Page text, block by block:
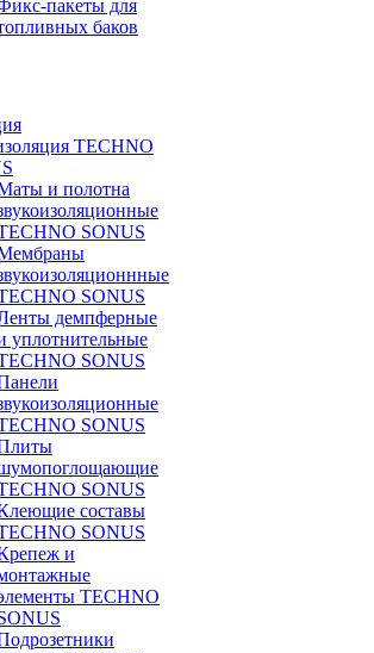
пакеты для
баков
TECHNO
и полотна
SONUS
SONUS
демпферные
уплотнительные
SONUS
SONUS
SONUS
составы
SONUS
и
TECHNO